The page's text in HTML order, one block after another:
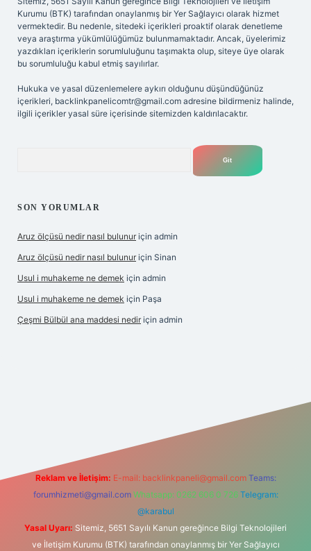
Kurumu (BTK) tarafından onaylanmış bir Yer Sağlayıcı olarak hizmet
vermektedir. Bu nedenle, sitedeki içerikleri proaktif olarak denetleme
veya araştırma yükümlülüğümüz bulunmamaktadır. Ancak, üyelerimiz
yazdıkları içeriklerin sorumluluğunu taşımakta olup, siteye üye olarak
bu sorumluluğu kabul etmiş sayılırlar.
Hukuka ve yasal düzenlemelere aykırı olduğunu düşündüğünüz
içerikleri, backlinkpanelicomtr@gmail.com adresine bildirmeniz halinde,
ilgili içerikler yasal süre içerisinde sitemizden kaldırılacaktır.
SON YORUMLAR
Aruz ölçüsü nedir nasıl bulunur için admin
Aruz ölçüsü nedir nasıl bulunur için Sinan
Usul i muhakeme ne demek için admin
Usul i muhakeme ne demek için Paşa
Çeşmi Bülbül ana maddesi nedir için admin
Reklam ve İletişim: E-mail: backlinkpaneli@gmail.com Teams:
forumhizmeti@gmail.com Whatsapp: 0262 606 0 726 Telegram:
@karabul
Yasal Uyarı: Sitemiz, 5651 Sayılı Kanun gereğince Bilgi Teknolojileri
ve İletişim Kurumu (BTK) tarafından onaylanmış bir Yer Sağlayıcı